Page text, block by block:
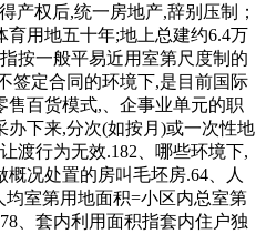
产权后,统一房地产,辞别压制；
用地五十年;地上总建约6.4万
按一般平易近用室第尺度制的
签定合同的环境下,是目前国际
售百货模式,、企事业单元的职
下来,分次(如按月)或一次性地
渡行为无效.182、哪些环境下,
况处置的房叫毛坯房.64、人
室第用地面积=小区内总室第
、套内利用面积指套内住户独